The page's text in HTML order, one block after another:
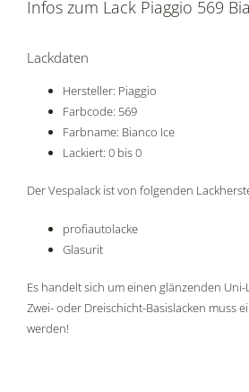
Infos zum Lack Piaggio 569
Lackdaten
Hersteller: Piaggio
Farbcode: 569
Farbname: Bianco Ice
Lackiert: 0 bis 0
Der Vespalack ist von folgenden
profiautolacke
Glasurit
Es handelt sich um einen glänzenden Uni-
Zwei- oder Dreischicht-Basislacken muss
werden!